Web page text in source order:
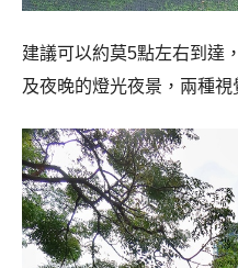
建議可以約莫5點左右到達
及夜晚的燈光夜景，兩種視